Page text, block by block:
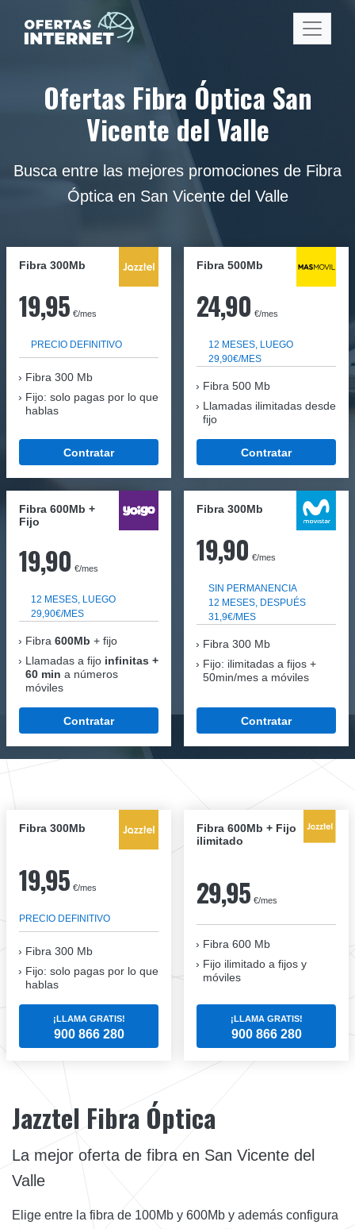
Ofertas Fibra Óptica San
Vicente del Valle
Busca entre las mejores promociones de Fibra
Óptica en San Vicente del Valle
Fibra 300Mb
19,95 €/mes
PRECIO DEFINITIVO
Fibra 300 Mb
Fijo: solo pagas por lo que
hablas
Contratar
Fibra 500Mb
24,90 €/mes
12 MESES, LUEGO
29,90€/MES
Fibra 500 Mb
Llamadas ilimitadas desde
fijo
Contratar
Fibra 600Mb +
Fijo
19,90 €/mes
12 MESES, LUEGO
29,90€/MES
Fibra 600Mb + fijo
Llamadas a fijo infinitas +
60 min a números
móviles
Contratar
Fibra 300Mb
19,90 €/mes
SIN PERMANENCIA
12 MESES, DESPUÉS
31,9€/MES
Fibra 300 Mb
Fijo: ilimitadas a fijos +
50min/mes a móviles
Contratar
Fibra 300Mb
19,95 €/mes
PRECIO DEFINITIVO
Fibra 300 Mb
Fijo: solo pagas por lo que
hablas
¡LLAMA GRATIS!
900 866 280
Fibra 600Mb + Fijo
ilimitado
29,95 €/mes
Fibra 600 Mb
Fijo ilimitado a fijos y
móviles
¡LLAMA GRATIS!
900 866 280
Jazztel Fibra Óptica
La mejor oferta de fibra en San Vicente del
Valle
Elige entre la fibra de 100Mb y 600Mb y además configura